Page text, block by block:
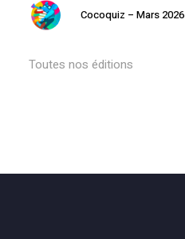
Cocoquiz – Mars 2026
Toutes nos éditions